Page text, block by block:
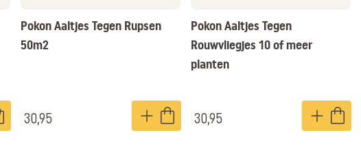
Pokon Aaltjes Tegen Rupsen
50m2
30,95
Pokon Aaltjes Tegen
Rouwvliegjes 10 of meer
planten
30,95